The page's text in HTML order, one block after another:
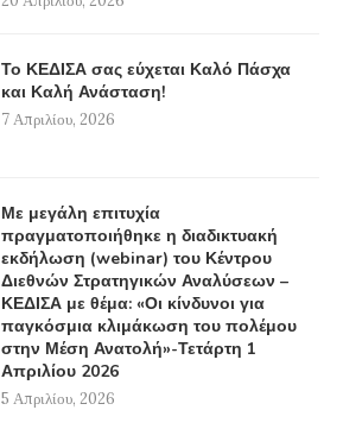
Το ΚΕΔΙΣΑ σας εύχεται Καλό Πάσχα
και Καλή Ανάσταση!
7 Απριλίου, 2026
Με μεγάλη επιτυχία
πραγματοποιήθηκε η διαδικτυακή
εκδήλωση (webinar) του Κέντρου
Διεθνών Στρατηγικών Αναλύσεων –
ΚΕΔΙΣΑ με θέμα: «Οι κίνδυνοι για
παγκόσμια κλιμάκωση του πολέμου
στην Μέση Ανατολή»-Τετάρτη 1
Απριλίου 2026
5 Απριλίου, 2026